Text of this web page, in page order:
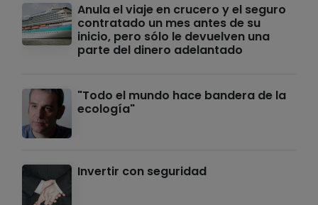
Anula el viaje en crucero y el seguro
contratado un mes antes de su
inicio, pero sólo le devuelven una
parte del dinero adelantado
"Todo el mundo hace bandera de la
ecología"
Invertir con seguridad